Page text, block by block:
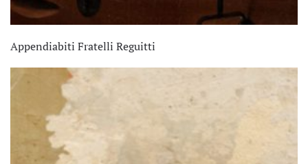
Appendiabiti Fratelli Reguitti